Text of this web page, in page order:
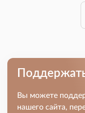
Вы можете
нашего сайта,